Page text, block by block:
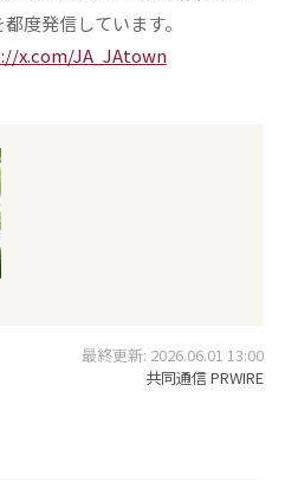
度発信しています。
x.com/JA_JAtown
最終更新: 2026.06.01 13:00
共同通信 PRWIRE